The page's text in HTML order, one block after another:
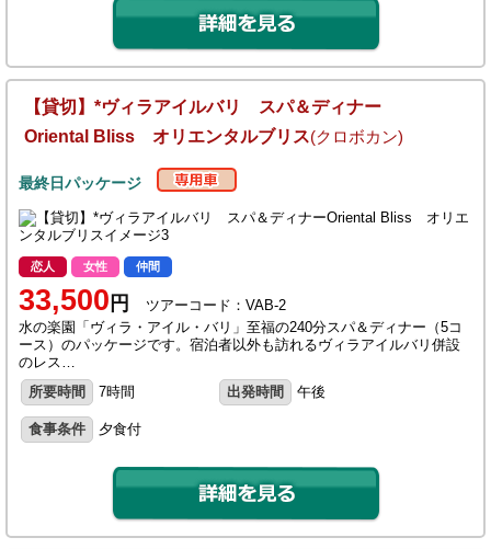
【貸切】*ヴィラアイルバリ スパ＆ディナー
Oriental Bliss オリエンタルブリス(クロボカン)
最終日パッケージ
恋人 女性 仲間
33,500 円
ツアーコード：VAB-2
水の楽園「ヴィラ・アイル・バリ」至福の240分スパ＆ディナー（5コ
ース）のパッケージです。宿泊者以外も訪れるヴィラアイルバリ併設
のレス…
所要時間
7時間 出発時間 午後
食事条件 夕食付